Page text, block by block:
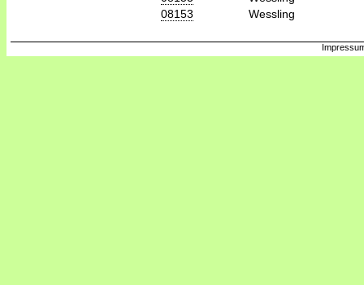
08153
Wessling